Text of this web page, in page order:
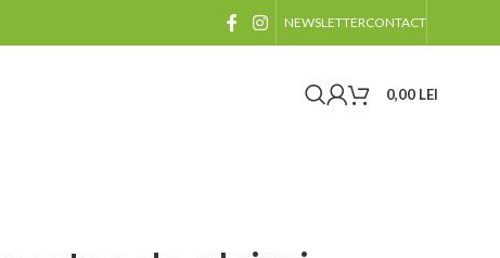
NEWSLETTERCONTACT
0,00 LEI